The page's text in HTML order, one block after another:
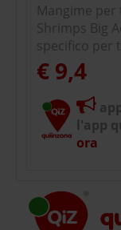
Mangime
Shrimps Big
specifico per
€ 9,4
l'app
ora